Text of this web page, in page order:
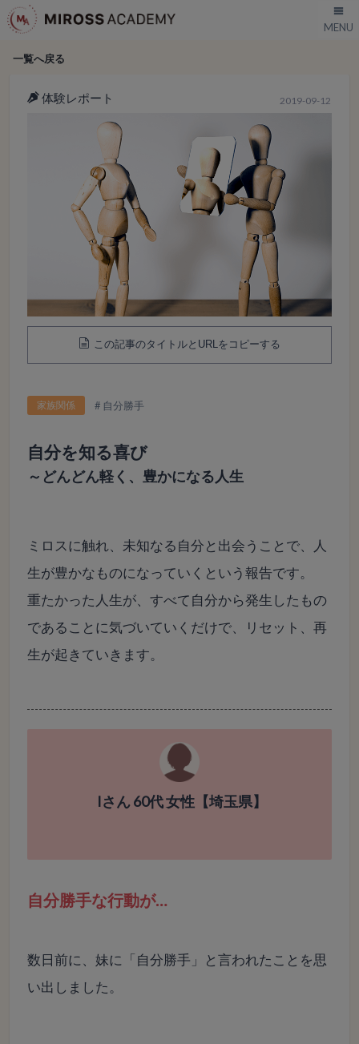
一覧へ戻る
2019-09-12
体験レポート
この記事のタイトルとURLをコピーする
家族関係 自分勝手
自分を知る喜び
～どんどん軽く、豊かになる人生
ミロスに触れ、未知なる自分と出会うことで、人
生が豊かなものになっていくという報告です。
重たかった人生が、すべて自分から発生したもの
であることに気づいていくだけで、リセット、再
生が起きていきます。
Iさん 60代 女性【埼玉県】
自分勝手な行動が…
数日前に、妹に「自分勝手」と言われたことを思
い出しました。